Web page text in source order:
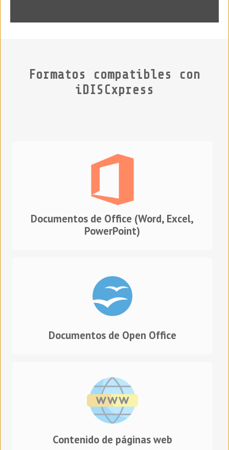
Formatos compatibles con
iDISCxpress
Documentos de Office (Word, Excel,
PowerPoint)
Documentos de Open Office
Contenido de páginas web